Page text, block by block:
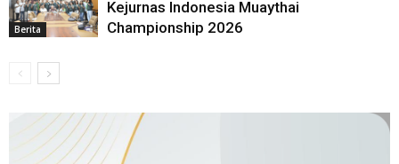
Berita
Kejurnas Indonesia Muaythai
Championship 2026